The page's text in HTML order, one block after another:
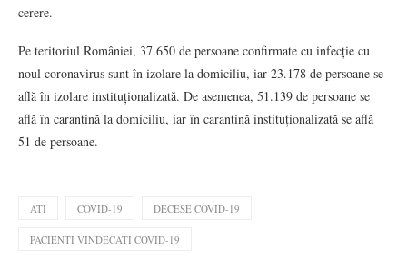
cerere.
Pe teritoriul României, 37.650 de persoane confirmate cu infecție cu
noul coronavirus sunt în izolare la domiciliu, iar 23.178 de persoane se
află în izolare instituționalizată. De asemenea, 51.139 de persoane se
află în carantină la domiciliu, iar în carantină instituționalizată se află
51 de persoane.
ATI COVID-19 DECESE COVID-19
PACIENTI VINDECATI COVID-19